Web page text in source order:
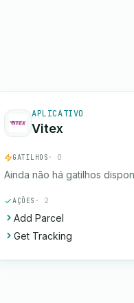
APLICATIVO
Vitex
GATILHOS · 0
Ainda não há gatilhos
AÇÕES · 2
Add Parcel
Get Tracking